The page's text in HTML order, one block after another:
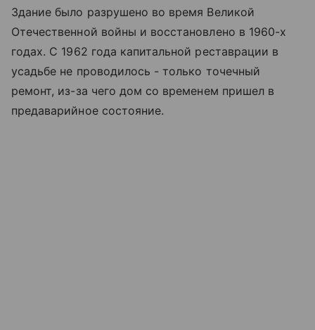
Здание было разрушено во время Великой
Отечественной войны и восстановлено в 1960-х
годах. С 1962 года капитальной реставрации в
усадьбе не проводилось - только точечный
ремонт, из-за чего дом со временем пришел в
предаварийное состояние.